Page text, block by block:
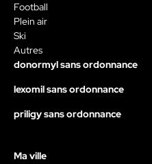
Football
Plein air
Ski
Autres
donormyl sans ordonnance
lexomil sans ordonnance
priligy sans ordonnance
Ma ville